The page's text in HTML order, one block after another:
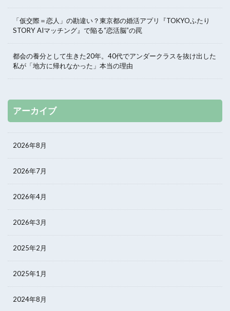
「仮交際＝恋人」の勘違い？東京都の婚活アプリ『TOKYOふたり
STORY AIマッチング』で陥る“恋活脳”の罠
都会の養分として生きた20年。40代でアンダークラスを抜け出した
私が「地方に帰れなかった」本当の理由
アーカイブ
2026年8月
2026年7月
2026年4月
2026年3月
2025年2月
2025年1月
2024年8月